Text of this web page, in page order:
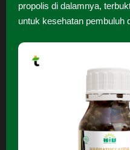
propolis di dalamnya,
untuk kesehatan pembuluh